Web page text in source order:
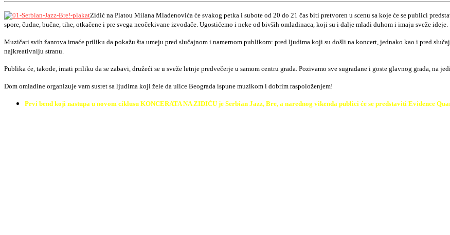
Zidić na Platou Milana Mladenovića će svakog petka i subote od 20 do 21 čas biti pretvoren u scenu sa koje će se publici
spore, čudne, bučne, tihe, otkačene i pre svega neočekivane izvođače. Ugostićemo i neke od bivših omladinaca, koji su i dalje mladi duhom i imaju sveže ideje.
Muzičari svih žanrova imaće priliku da pokažu šta umeju pred slučajnom i namernom publikom: pred ljudima koji su došli na koncert, jednako kao i pred
najkreativniju stranu.
Publika će, takođe, imati priliku da se zabavi, družeći se u sveže letnje predvečerje u samom centru grada. Pozivamo sve sugrađane i goste glavnog grada, na
Dom omladine organizuje vam susret sa ljudima koji žele da ulice Beograda ispune muzikom i dobrim raspoloženjem!
Prvi bend koji nastupa u novom ciklusu KONCERATA NA ZIDIĆU je Serbian Jazz, Bre, a narednog vikenda publici će se predstaviti Evidence